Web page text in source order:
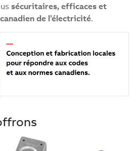
sécuritaires, efficaces et
de l’électricité.